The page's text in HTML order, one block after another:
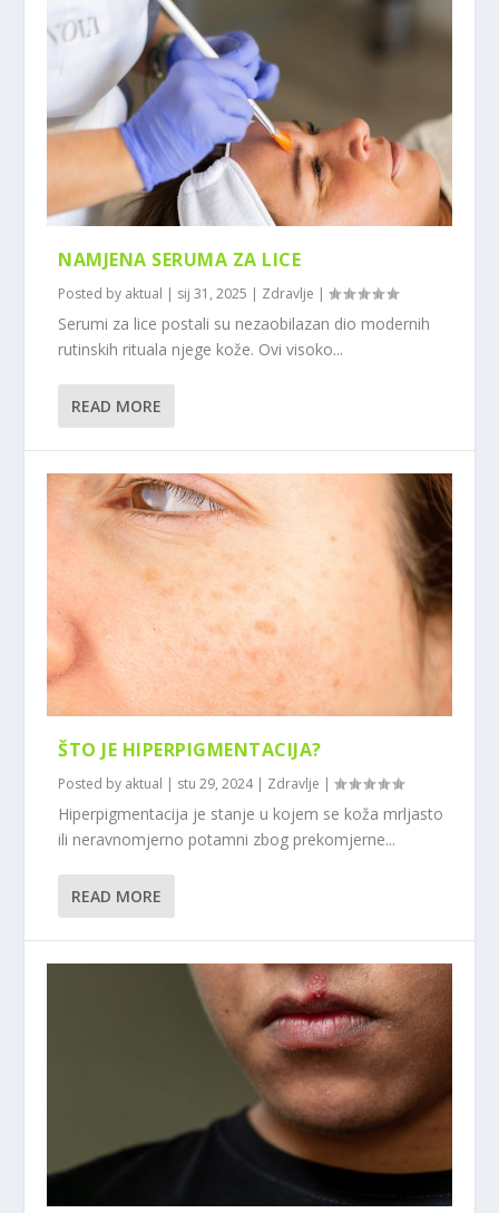
NAMJENA SERUMA ZA LICE
Posted by aktual | sij 31, 2025 | Zdravlje |
Serumi za lice postali su nezaobilazan dio modernih
rutinskih rituala njege kože. Ovi visoko...
READ MORE
ŠTO JE HIPERPIGMENTACIJA?
Posted by aktual | stu 29, 2024| Zdravlje |
Hiperpigmentacija je stanje u kojem se koža mrljasto
ili neravnomjerno potamni zbog prekomjerne...
READ MORE